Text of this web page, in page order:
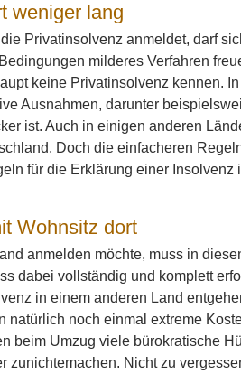
weniger lang
Privatinsolvenz anmeldet, darf
milderes Verfahren
keine Privatinsolvenz kennen.
Ausnahmen, darunter
ist. Auch in einigen anderen
Doch die einfacheren
für die Erklärung einer
Wohnsitz dort
anmelden möchte, muss in
dabei vollständig und komplett
in einem anderen Land
noch einmal extreme
beim Umzug viele bürokratische
zunichtemachen. Nicht zu